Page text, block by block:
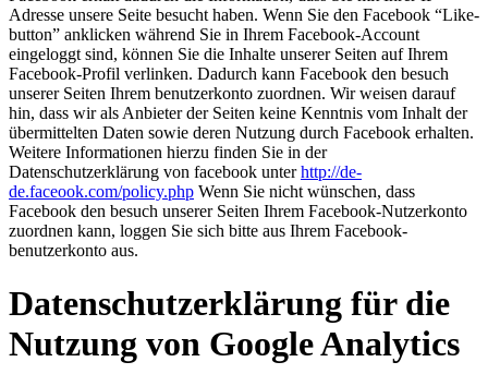
Adresse unsere Seite besucht haben. Wenn Sie den Facebook “Like-
button” anklicken während Sie in Ihrem Facebook-Account
eingeloggt sind, können Sie die Inhalte unserer Seiten auf Ihrem
Facebook-Profil verlinken. Dadurch kann Facebook den besuch
unserer Seiten Ihrem benutzerkonto zuordnen. Wir weisen darauf
hin, dass wir als Anbieter der Seiten keine Kenntnis vom Inhalt der
übermittelten Daten sowie deren Nutzung durch Facebook erhalten.
Weitere Informationen hierzu finden Sie in der
Datenschutzerklärung von facebook unterhttp://de-
de.faceook.com/policy.php Wenn Sie nicht wünschen, dass
Facebook den besuch unserer Seiten Ihrem Facebook-Nutzerkonto
zuordnen kann, loggen Sie sich bitte aus Ihrem Facebook-
benutzerkonto aus.
Datenschutzerklärung für die
Nutzung von Google Analytics